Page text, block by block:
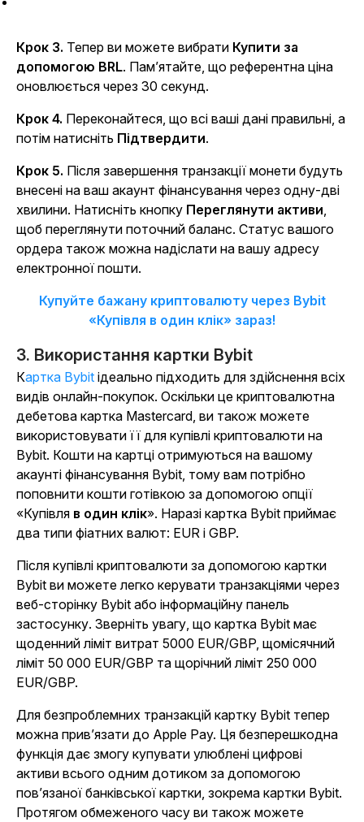
Крок 3. Тепер ви можете вибрати Купити за
допомогою BRL. Пам’ятайте, що референтна ціна
оновлюється через 30 секунд.
Крок 4. Переконайтеся, що всі ваші дані правильні, а
потім натисніть Підтвердити.
Крок 5. Після завершення транзакції монети будуть
внесені на ваш акаунт фінансування через одну-дві
хвилини. Натисніть кнопку Переглянути активи,
щоб переглянути поточний баланс. Статус вашого
ордера також можна надіслати на вашу адресу
електронної пошти.
Купуйте бажану криптовалюту через Bybit
«Купівля в один клік» зараз!
3. Використання картки Bybit
Картка Bybit ідеально підходить для здійснення всіх
видів онлайн-покупок. Оскільки це криптовалютна
дебетова картка Mastercard, ви також можете
використовувати її для купівлі криптовалюти на
Bybit. Кошти на картці отримуються на вашому
акаунті фінансування Bybit, тому вам потрібно
поповнити кошти готівкою за допомогою опції
«Купівля в один клік». Наразі картка Bybit приймає
два типи фіатних валют: EUR і GBP.
Після купівлі криптовалюти за допомогою картки
Bybit ви можете легко керувати транзакціями через
веб-сторінку Bybit або інформаційну панель
застосунку. Зверніть увагу, що картка Bybit має
щоденний ліміт витрат 5000 EUR/GBP, щомісячний
ліміт 50 000 EUR/GBP та щорічний ліміт 250 000
EUR/GBP.
Для безпроблемних транзакцій картку Bybit тепер
можна прив’язати до Apple Pay. Ця безперешкодна
функція дає змогу купувати улюблені цифрові
активи всього одним дотиком за допомогою
пов’язаної банківської картки, зокрема картки Bybit.
Протягом обмеженого часу ви також можете